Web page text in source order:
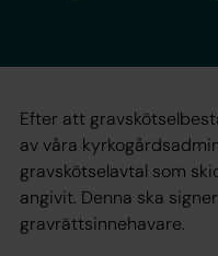
Efter att
av våra
gravskötselavtal som
angivit. Denna ska
gravrättsinnehavare.